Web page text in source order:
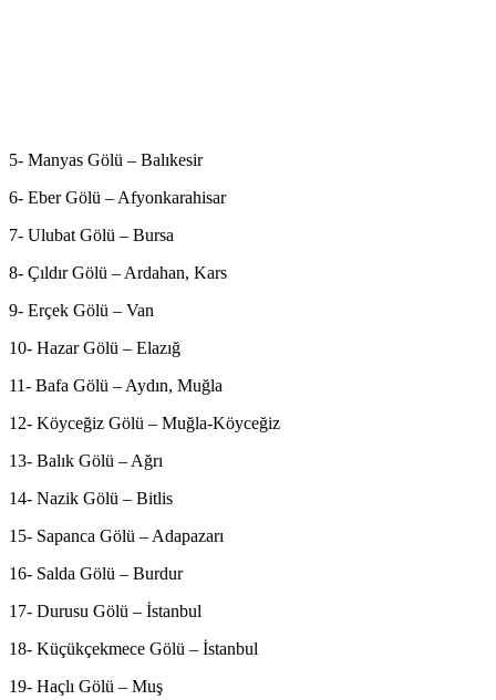
5- Manyas Gölü – Balıkesir
6- Eber Gölü – Afyonkarahisar
7- Ulubat Gölü – Bursa
8- Çıldır Gölü – Ardahan, Kars
9- Erçek Gölü – Van
10- Hazar Gölü – Elazığ
11- Bafa Gölü – Aydın, Muğla
12- Köyceğiz Gölü – Muğla-Köyceğiz
13- Balık Gölü – Ağrı
14- Nazik Gölü – Bitlis
15- Sapanca Gölü – Adapazarı
16- Salda Gölü – Burdur
17- Durusu Gölü – İstanbul
18- Küçükçekmece Gölü – İstanbul
19- Haçlı Gölü – Muş